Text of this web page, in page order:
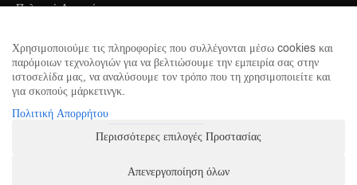
Πολιτική Απορρήτου
2130411750
info@theproteinhouse.gr
ΕΓΓΡΑΦΕΙΤΕ ΣΤΟ NEWSLETTER
ΕΓΓΡΑΦΗ
Χρησιμοποιούμε τις πληροφορίες που συλλέγονται μέσω cookies και
παρόμοιων τεχνολογιών για να βελτιώσουμε την εμπειρία σας στην
ιστοσελίδα μας, να αναλύσουμε τον τρόπο που τη χρησιμοποιείτε και
για σκοπούς μάρκετινγκ.
Πολιτική Απορρήτου
Περισσότερες επιλογές Προστασίας
Απενεργοποίηση όλων